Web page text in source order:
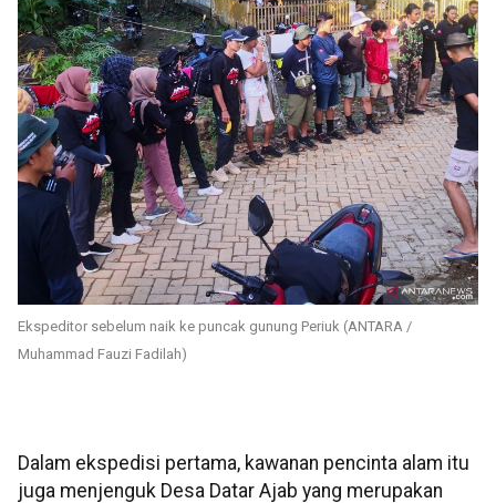
Ekspeditor sebelum naik ke puncak gunung Periuk (ANTARA /
Muhammad Fauzi Fadilah)
Dalam ekspedisi pertama, kawanan pencinta alam itu
juga menjenguk Desa Datar Ajab yang merupakan